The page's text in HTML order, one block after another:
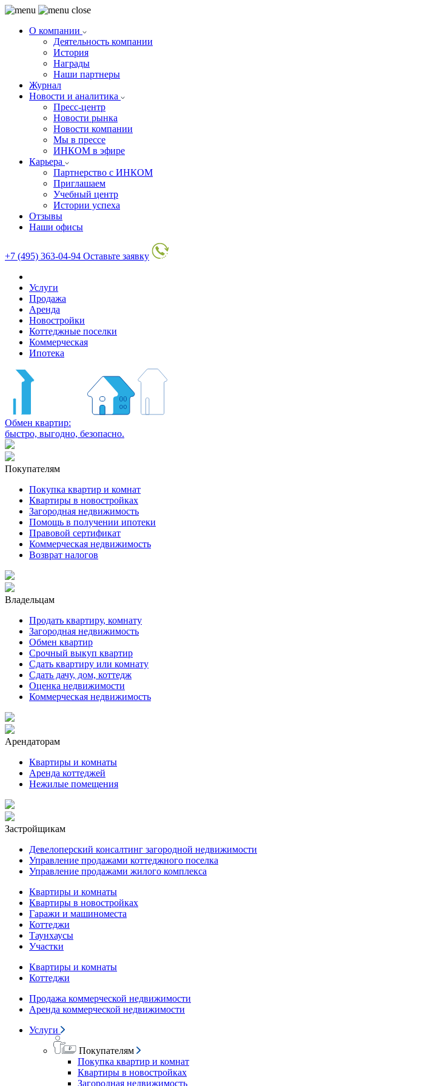
О компании
Деятельность компании
История
Награды
Наши партнеры
Журнал
Новости и аналитика
Пресс-центр
Новости рынка
Новости компании
Мы в прессе
ИНКОМ в эфире
Карьера
Партнерство с ИНКОМ
Приглашаем
Учебный центр
Истории успеха
Отзывы
Наши офисы
+7 (495) 363-04-94 Оставьте заявку
Услуги
Продажа
Аренда
Новостройки
Коттеджные поселки
Коммерческая
Ипотека
Обмен квартир:
быстро, выгодно, безопасно.
Покупателям
Покупка квартир и комнат
Квартиры в новостройках
Загородная недвижимость
Помощь в получении ипотеки
Правовой сертификат
Коммерческая недвижимость
Возврат налогов
Владельцам
Продать квартиру, комнату
Загородная недвижимость
Обмен квартир
Срочный выкуп квартир
Сдать квартиру или комнату
Сдать дачу, дом, коттедж
Оценка недвижимости
Коммерческая недвижимость
Арендаторам
Квартиры и комнаты
Аренда коттеджей
Нежилые помещения
Застройщикам
Девелоперский консалтинг загородной недвижимости
Управление продажами коттеджного поселка
Управление продажами жилого комплекса
Квартиры и комнаты
Квартиры в новостройках
Гаражи и машиноместа
Коттеджи
Таунхаусы
Участки
Квартиры и комнаты
Коттеджи
Продажа коммерческой недвижимости
Аренда коммерческой недвижимости
Услуги
Покупателям
Покупка квартир и комнат
Квартиры в новостройках
Загородная недвижимость